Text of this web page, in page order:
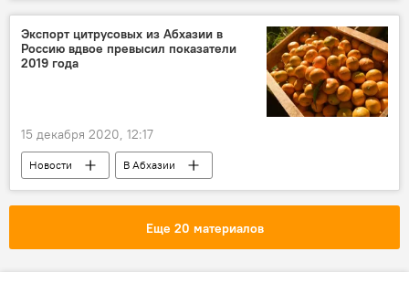
Экспорт цитрусовых из Абхазии в
Россию вдвое превысил показатели
2019 года
15 декабря 2020, 12:17
Новости В Абхазии
Еще 20 материалов